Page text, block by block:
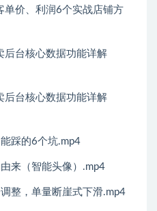
单价、利润6个实战店铺方
后台核心数据功能详解
后台核心数据功能详解
踩的6个坑.mp4
来（智能头像）.mp4
整，单量断崖式下滑.mp4